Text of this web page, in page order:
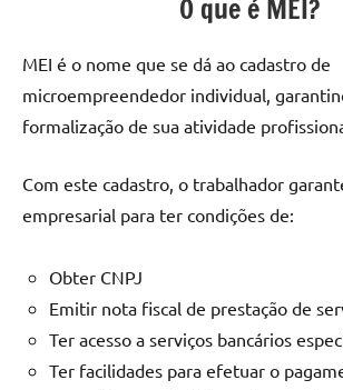
O que é MEI?
MEI é o nome que se dá ao cadastro de
microempreendedor individual,
formalização de sua atividade
Com este cadastro, o trabalhador
empresarial para ter condições de:
Obter CNPJ
Emitir nota fiscal de prestação de
Ter acesso a serviços bancários
Ter facilidades para efetuar o